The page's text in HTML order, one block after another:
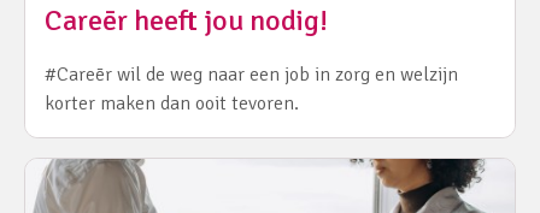
Careēr heeft jou nodig!
#Careēr wil de weg naar een job in zorg en welzijn
korter maken dan ooit tevoren.